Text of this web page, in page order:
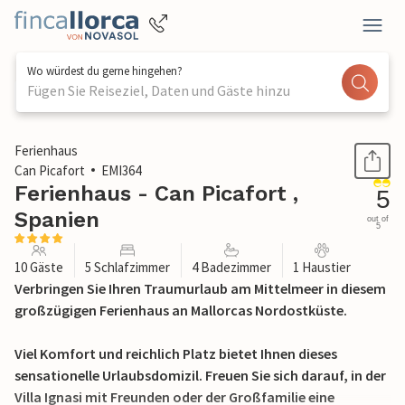
Wo würdest du gerne hingehen?
Fügen Sie Reiseziel, Daten und Gäste hinzu
1 / 54
Ferienhaus
Can Picafort
EMI364
Ferienhaus - Can Picafort ,
Spanien
5
out of
5
10 Gäste 5 Schlafzimmer 4 Badezimmer 1 Haustier
Verbringen Sie Ihren Traumurlaub am Mittelmeer in diesem
großzügigen Ferienhaus an Mallorcas Nordostküste.
Viel Komfort und reichlich Platz bietet Ihnen dieses
sensationelle Urlaubsdomizil. Freuen Sie sich darauf, in der
Villa Ignasi mit Freunden oder der Großfamilie eine